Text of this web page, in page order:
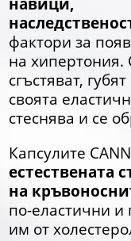
фактори за
на хипертония.
сгъстяват, губят
своята
стеснява и се
Капсулите
естествената
на
по-еластични и
им от